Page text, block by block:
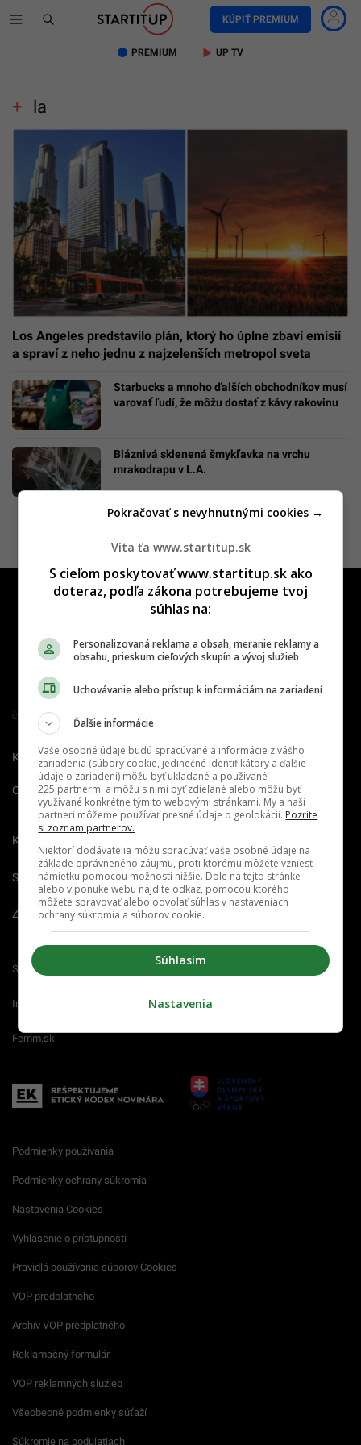
KÚPIŤ PREMIUM
PREMIUM UP TV
la
Los Angeles predstavilo plán, ktorý ho úplne zbaví emisií
a spraví z neho jednu z najzelenších metropol sveta
Starbucks a mnoho ďalších obchodníkov musí
varovať ľudí, že môžu dostať z kávy rakovinu
Bláznivá sklenená šmykľavka na vrchu
mrakodrapu v L.A.
Člen združenia IAB Slovakia
Kontakt Inzercia Cenník
O nás Redakcia
Nahlásiť
chybu
Kariéra
Spravovať notifikácie
Zrušiť predplatné
Startitup.sk
Interez.sk Emefka.sk
Femm.sk
Podmienky používania
Podmienky ochrany súkromia
Nastavenia Cookies
Vyhlásenie o prístupnosti
Pravidlá používania súborov Cookies
VOP predplatného
Archív VOP predplatného
Reklamačný formulár
VOP reklamných služieb
Všeobecné podmienky súťaží
Súkromie na podujatiach
Víta ťa www.startitup.sk
S cieľom poskytovať www.startitup.sk ako
doteraz, podľa zákona potrebujeme tvoj
súhlas na:
Personalizovaná reklama a obsah, meranie reklamy a
obsahu, prieskum cieľových skupín a vývoj služieb
Uchovávanie alebo prístup k informáciám na zariadení
Ďalšie informácie
Vaše osobné údaje budú spracúvané a informácie z vášho
zariadenia (súbory cookie, jedinečné identifikátory a ďalšie
údaje o zariadení) môžu byť ukladané a používané
225 partnermi a môžu s nimi byť zdieľané alebo môžu byť
využívané konkrétne týmito webovými stránkami. My a naši
partneri môžeme používať presné údaje o geolokácii. Pozrite
si zoznam partnerov.
Niektorí dodávatelia môžu spracúvať vaše osobné údaje na
základe oprávneného záujmu, proti ktorému môžete vzniesť
námietku pomocou možností nižšie. Dole na tejto stránke
alebo v ponuke webu nájdite odkaz, pomocou ktorého
môžete spravovať alebo odvolať súhlas v nastaveniach
ochrany súkromia a súborov cookie.
Súhlasím
Pokračovať s nevyhnutnými cookies →
Nastavenia